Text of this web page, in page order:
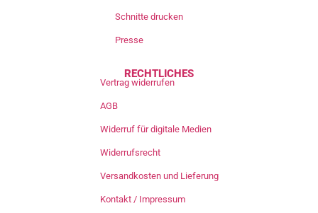
Schnitte drucken
Presse
RECHTLICHES
Vertrag widerrufen
AGB
Widerruf für digitale Medien
Widerrufsrecht
Versandkosten und Lieferung
Kontakt / Impressum